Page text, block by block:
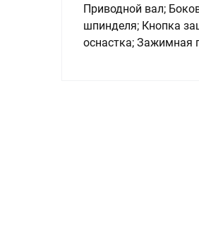
Приводной вал;
шпинделя; Кнопка
оснастка; Зажимная